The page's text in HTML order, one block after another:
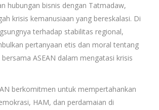
hubungan bisnis dengan Tatmadaw,
krisis kemanusiaan yang bereskalasi. Di
terhadap stabilitas regional,
pertanyaan etis dan moral tentang
ASEAN dalam mengatasi krisis
berkomitmen untuk mempertahankan
HAM, dan perdamaian di